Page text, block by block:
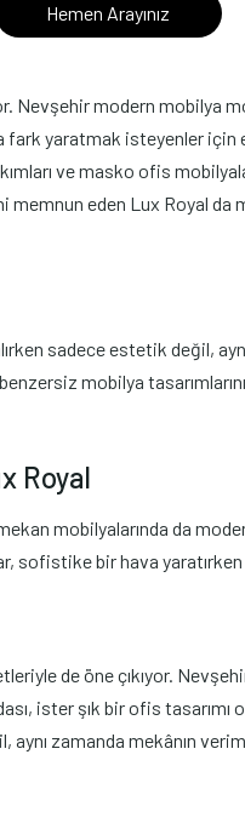
Hemen Arayınız
Nevşehir modern mobilya
yaratmak isteyenler
ve masko ofis
eden Lux Royal
sadece estetik değil, aynı
mobilya
Royal
mobilyalarında da
bir hava yaratırken
de öne çıkıyor.
ister şık bir ofis tasarımı
zamanda mekânın